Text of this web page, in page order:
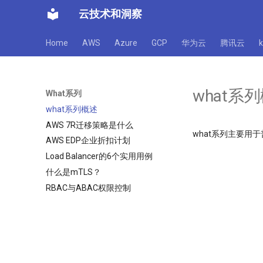
云技术和洞察
Home AWS Azure GCP 华为云 腾讯云
What系列
what系列概述
AWS 7R迁移策略是什么
AWS EDP企业折扣计划
Load Balancer的6个实用用例
什么是mTLS？
RBAC与ABAC权限控制
what系
what系列主要用于